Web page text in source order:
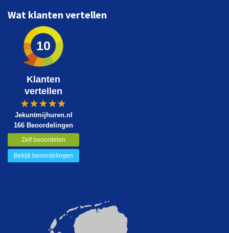
Wat klanten vertellen
10
Klanten
vertellen
Jekuntmijhuren.nl
166 Beoordelingen
Zelf beoordelen
Bekijk beoordelingen